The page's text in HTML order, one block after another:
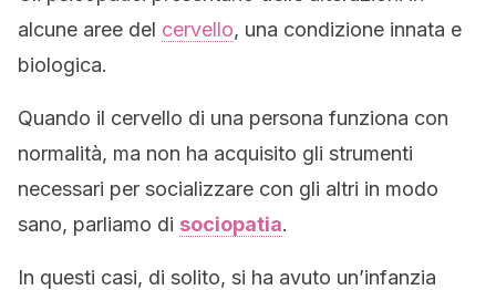
alcune aree del cervello, una condizione innata e
biologica.
Quando il cervello di una persona funziona con
normalità, ma non ha acquisito gli strumenti
necessari per socializzare con gli altri in modo
sano, parliamo di sociopatia.
In questi casi, di solito, si ha avuto un’infanzia